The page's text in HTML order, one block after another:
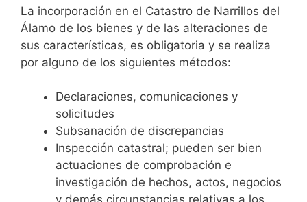
La incorporación en el Catastro de Narrillos del
Álamo de los bienes y de las alteraciones de
sus características, es obligatoria y se realiza
por alguno de los siguientes métodos:
Declaraciones, comunicaciones y
solicitudes
Subsanación de discrepancias
Inspección catastral; pueden ser bien
actuaciones de comprobación e
investigación de hechos, actos, negocios